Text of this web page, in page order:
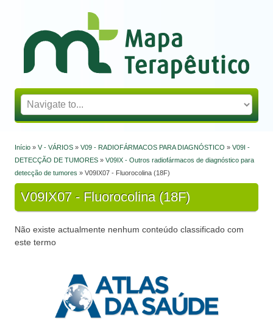
Mapa Terapêutico
Está aqui
Início » V - VÁRIOS » V09 - RADIOFÁRMACOS PARA DIAGNÓSTICO » V09I -
DETECÇÃO DE TUMORES » V09IX - Outros radiofármacos de diagnóstico para
detecção de tumores » V09IX07 - Fluorocolina (18F)
V09IX07 - Fluorocolina (18F)
Não existe actualmente nenhum conteúdo classificado com
este termo